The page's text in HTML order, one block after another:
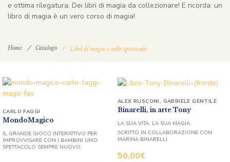
e ottima rilegatura. Dei libri di magia da collezionare! E ricorda: un
libro di magia è un vero corso di magia!
Home Catalogo Libri di magia e sullo spettacolo
MondoMagico
CARLO FAGGI
IL GRANDE GIOCO INTERATTIVO PER
IMPROVVISARE CON I BAMBINI UNO
SPETTACOLO SEMPRE NUOVO
Binarelli, in arte Tony
50,00€
ALEX RUSCONI, GABRIELE GENTILE
LA SUA VITA, LA SUA MAGIA
SCRITTO IN COLLABORAZIONE CON
MARINA BINARELLI